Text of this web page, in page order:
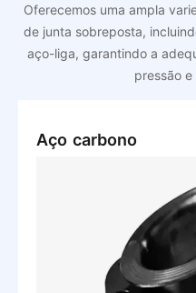
Oferecemos uma ampla
de junta sobreposta,
aço-liga, garantindo a
pressão
Aço carbono